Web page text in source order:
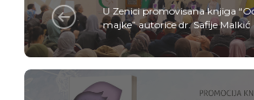
U Zenici promovisana knjiga
majke” autorice dr. Safije Malkić